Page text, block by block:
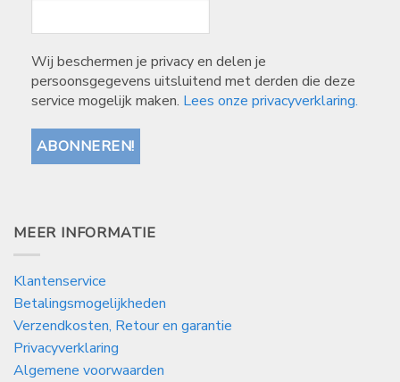
Wij beschermen je privacy en delen je
persoonsgegevens uitsluitend met derden die deze
service mogelijk maken. Lees onze privacyverklaring.
MEER INFORMATIE
Klantenservice
Betalingsmogelijkheden
Verzendkosten, Retour en garantie
Privacyverklaring
Algemene voorwaarden